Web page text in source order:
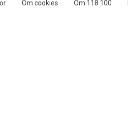
Om cookies Om 118 100